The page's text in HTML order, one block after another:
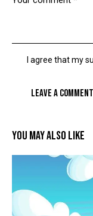
I agree that my
YOU MAY ALSO LIKE